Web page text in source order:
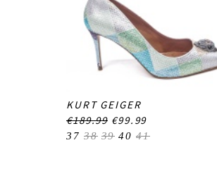
KURT GEIGER
€189.99 €99.99
37 38 39 40 41